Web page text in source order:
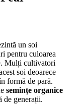
un soi
pentru culoarea
Mulți cultivatori
soi deoarece
formă de pară.
semințe organice
de generații.